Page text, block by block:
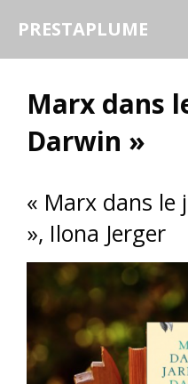
PRESTAPLUME
Marx dans
Darwin »
« Marx dans le
», Ilona Jerger